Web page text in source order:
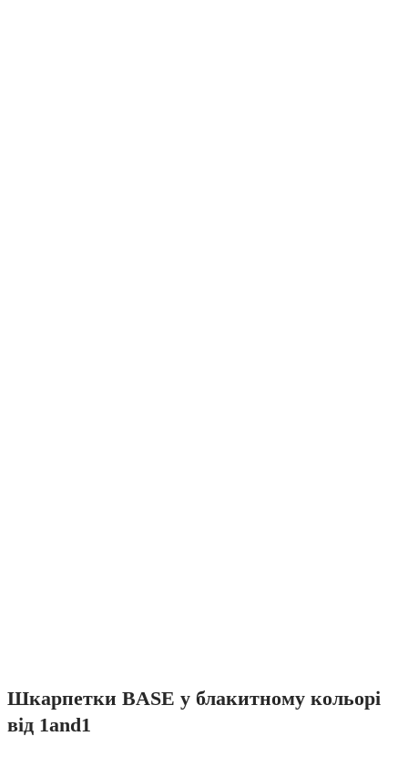
Шкарпетки BASE у блакитному кольорі
від 1and1